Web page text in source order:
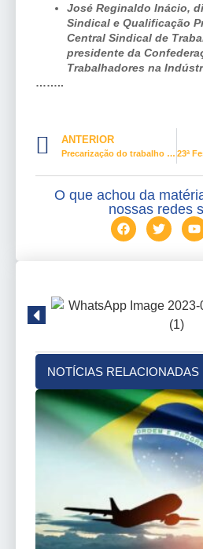
José Reginaldo Inácio,
Sindical e Qualificação
Central Sindical de
presidente da
Trabalhadores na
……..
ANTERIOR
Precarização do trabalho no Brasil: um debate urgente no Senado
O que achou da
nossas redes
NOTÍCIAS RELACIONADAS